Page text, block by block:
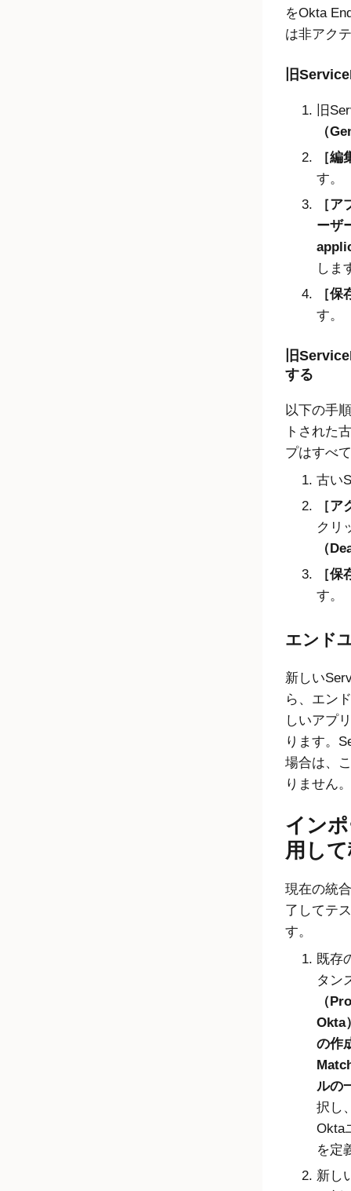
をOkta
は非アク
旧
旧
（
編
す。
ア
ーザ
しま
保
す。
旧
する
以下の手
トされた
プはすべて
古い
ア
クリ
（
保
す。
エンド
新しい
ら、エン
しいアプ
ります。
場合は、
りません。
イン
用し
現在の統
了してテ
す。
既存
タン
（
Okta
の作
ルの
択し
Okta
を定
新し